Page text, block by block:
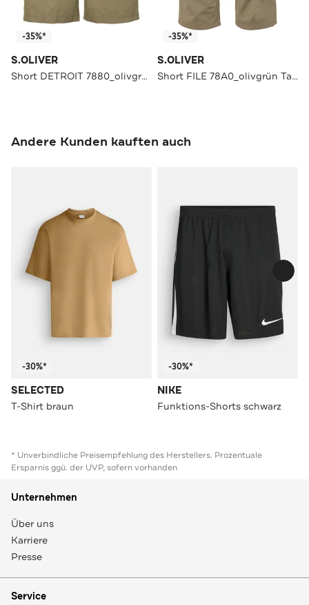
-35%*
S.OLIVER
Short DETROIT 7880_olivgrün Tapered
-35%*
S.OLIVER
Short FILE 78A0_olivgrün Tapered
Andere Kunden kauften auch
-30%*
SELECTED
T-Shirt braun
-30%*
NIKE
Funktions-Shorts schwarz
* Unverbindliche Preisempfehlung des Herstellers. Prozentuale
Ersparnis ggü. der UVP, sofern vorhanden
Unternehmen
Über uns
Karriere
Presse
Service